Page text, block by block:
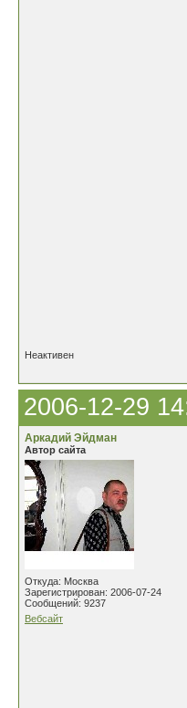
Неактивен
2006-12-29
Аркадий Эйдман
Автор сайта
Откуда: Москва
Зарегистрирован: 2006-07-24
Сообщений: 9237
Вебсайт